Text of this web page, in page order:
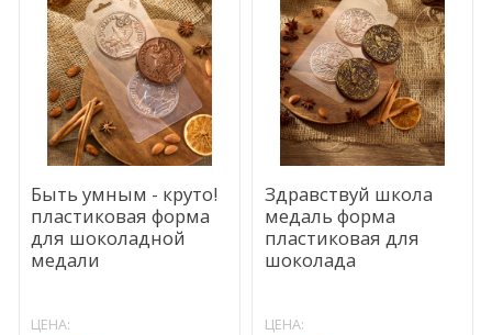
Быть умным - круто!
пластиковая форма
для шоколадной
медали
ЦЕНА:
Здравствуй школа
медаль форма
пластиковая для
шоколада
ЦЕНА: